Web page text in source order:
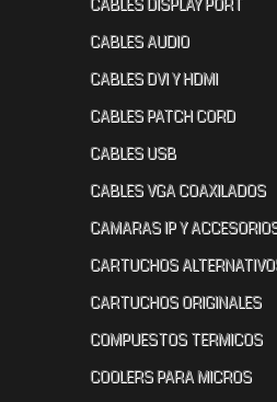
CABLES DISPLAY PORT
CABLES AUDIO
CABLES DVI Y HDMI
CABLES PATCH CORD
CABLES USB
CABLES VGA COAXILADOS
CAMARAS IP Y
CARTUCHOS
CARTUCHOS ORIGINALES
COMPUESTOS TERMICOS
COOLERS PARA MICROS
$16.112